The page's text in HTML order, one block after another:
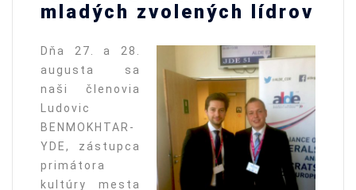
mladých zvolených lídrov
Dňa 27. a 28.
augusta sa
naši členovia
Ludovic
BENMOKHTAR-
YDE, zástupca
primátora
kultúry mesta